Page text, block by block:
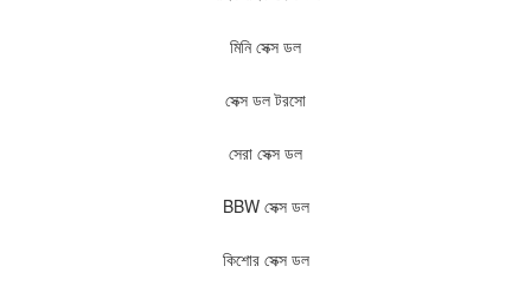
মিনি সেক্স ডল
সেক্স ডল টরসো
সেরা সেক্স ডল
BBW সেক্স ডল
কিশোর সেক্স ডল